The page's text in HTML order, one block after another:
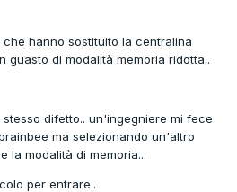
hanno sostituito la centralina
guasto di modalità memoria ridotta..
difetto.. un'ingegniere mi fece
ma selezionando un'altro
la modalità di memoria...
per entrare..